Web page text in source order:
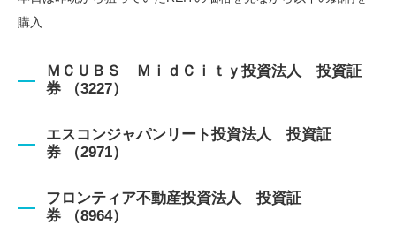
購入
ＭＣＵＢＳ ＭｉｄＣｉｔｙ投資法人 投資証
券 （3227）
エスコンジャパンリート投資法人 投資証
券 （2971）
フロンティア不動産投資法人 投資証
券 （8964）